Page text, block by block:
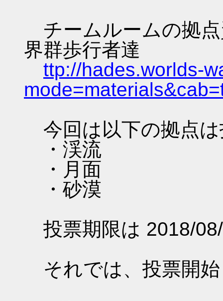
チームルームの拠
界群歩行者達
ttp://hades.worlds-
今回は以下の拠点
・渓流
・月面
・砂漠
投票期限は 2018/
それでは、投票開